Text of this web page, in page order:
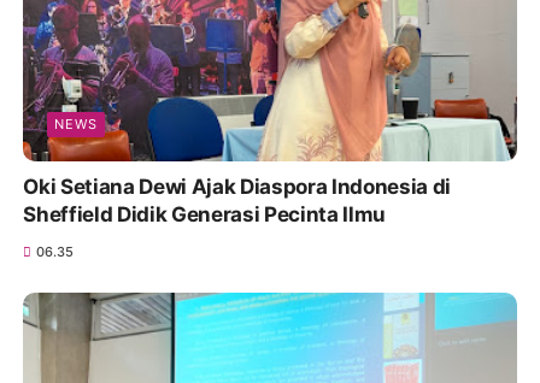
NEWS
Oki Setiana Dewi Ajak Diaspora Indonesia di
Sheffield Didik Generasi Pecinta Ilmu
06.35